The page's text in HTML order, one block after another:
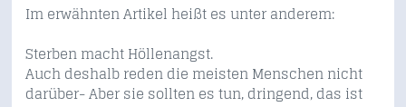
Im erwähnten Artikel heißt es unter anderem:
Sterben macht Höllenangst.
Auch deshalb reden die meisten Menschen nicht
darüber- Aber sie sollten es tun, dringend, das ist